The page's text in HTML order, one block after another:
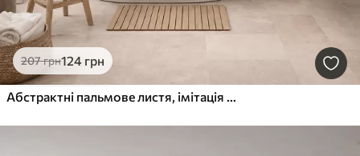
207грн124 грн
Абстрактні пальмове листя, імітація живопису